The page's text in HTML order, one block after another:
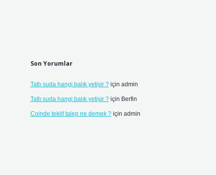
Son Yorumlar
Tatlı suda hangi balık yetişir ?için admin
Tatlı suda hangi balık yetişir ?için Berfin
Coinde teklif talep ne demek ?için admin